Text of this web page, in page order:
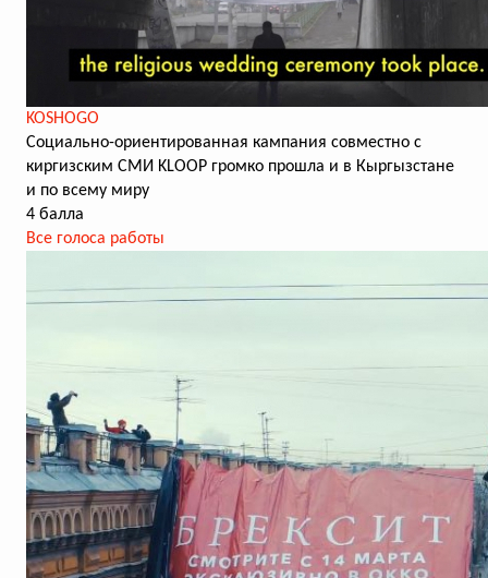
KOSHOGO
Социально-ориентированная кампания совместно с
киргизским СМИ KLOOP громко прошла и в Кыргызстане
и по всему миру
4 балла
Все голоса работы